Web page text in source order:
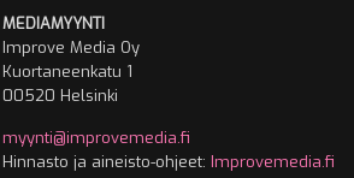
MEDIAMYYNTI
Improve Media Oy
Kuortaneenkatu 1
00520 Helsinki
myynti@improvemedia.fi
Hinnasto ja aineisto-ohjeet: Improvemedia.fi